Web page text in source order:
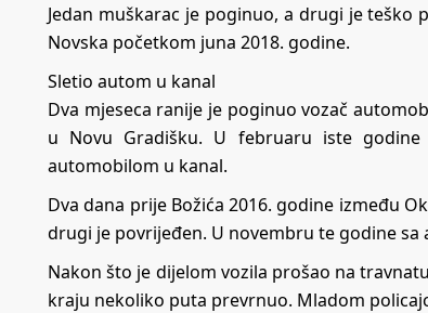
Jedan muškarac je poginuo, a drugi je
Novska početkom juna 2018. godine.
Sletio autom u kanal
Dva mjeseca ranije je poginuo vozač
u Novu Gradišku. U februaru iste
automobilom u kanal.
Dva dana prije Božića 2016. godine između
drugi je povrijeđen. U novembru te godine
Nakon što je dijelom vozila prošao na
kraju nekoliko puta prevrnuo. Mladom